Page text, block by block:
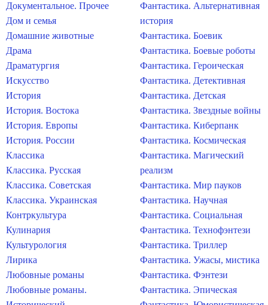
Документальное. Прочее
Дом и семья
Домашние животные
Драма
Драматургия
Искусство
История
История. Востока
История. Европы
История. России
Классика
Классика. Русская
Классика. Советская
Классика. Украинская
Контркультура
Кулинария
Культурология
Лирика
Любовные романы
Любовные романы.
Фантастика. Альтернативная
история
Фантастика. Боевик
Фантастика. Боевые роботы
Фантастика. Героическая
Фантастика. Детективная
Фантастика. Детская
Фантастика. Звездные войны
Фантастика. Киберпанк
Фантастика. Космическая
Фантастика. Магический
реализм
Фантастика. Мир пауков
Фантастика. Научная
Фантастика. Социальная
Фантастика. Технофэнтези
Фантастика. Триллер
Фантастика. Ужасы, мистика
Фантастика. Фэнтези
Фантастика. Эпическая